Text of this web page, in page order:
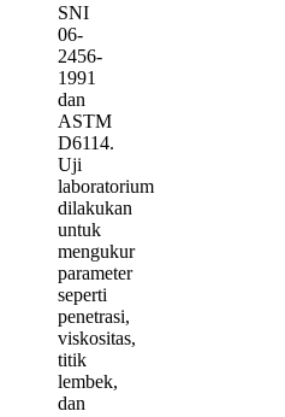
SNI
06-
2456-
1991
dan
ASTM
D6114.
Uji
laboratorium
dilakukan
untuk
mengukur
parameter
seperti
penetrasi,
viskositas,
titik
lembek,
dan